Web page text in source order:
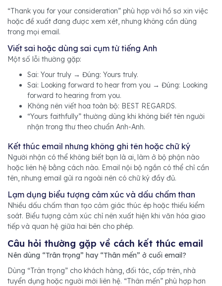
“Thank you for your consideration” phù hợp với hồ sơ xin việc
hoặc đề xuất đang được xem xét, nhưng không cần dùng
trong mọi email.
Viết sai hoặc dùng sai cụm từ tiếng Anh
Một số lỗi thường gặp:
Sai: Your truly → Đúng: Yours truly.
Sai: Looking forward to hear from you → Đúng: Looking
forward to hearing from you.
Không nên viết hoa toàn bộ: BEST REGARDS.
“Yours faithfully” thường dùng khi không biết tên người
nhận trong thư theo chuẩn Anh-Anh.
Kết thúc email nhưng không ghi tên hoặc chữ ký
Người nhận có thể không biết bạn là ai, làm ở bộ phận nào
hoặc liên hệ bằng cách nào. Email nội bộ ngắn có thể chỉ cần
tên, nhưng email gửi ra ngoài nên có chữ ký đầy đủ.
Lạm dụng biểu tượng cảm xúc và dấu chấm than
Nhiều dấu chấm than tạo cảm giác thúc ép hoặc thiếu kiểm
soát. Biểu tượng cảm xúc chỉ nên xuất hiện khi văn hóa giao
tiếp và quan hệ giữa hai bên cho phép.
Câu hỏi thường gặp về cách kết thúc email
Nên dùng “Trân trọng” hay “Thân mến” ở cuối email?
Dùng “Trân trọng” cho khách hàng, đối tác, cấp trên, nhà
tuyển dụng hoặc người mới liên hệ. “Thân mến” phù hợp hơn